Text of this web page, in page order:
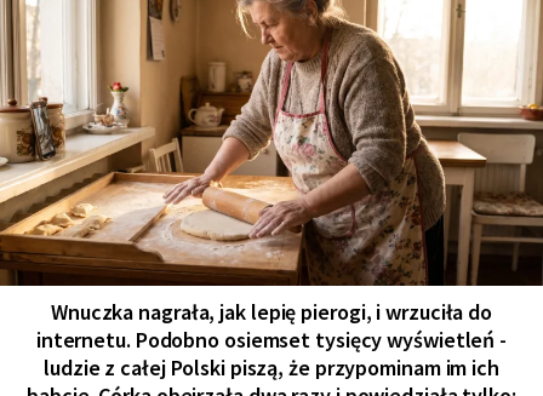
Wnuczka nagrała, jak lepię pierogi, i wrzuciła do
internetu. Podobno osiemset tysięcy wyświetleń -
ludzie z całej Polski piszą, że przypominam im ich